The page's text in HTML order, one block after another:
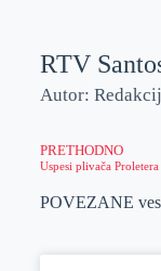
RTV
Autor:
PRETHODNO
POVEZANE